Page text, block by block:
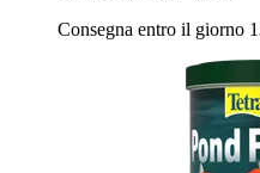
Consegna entro il giorno